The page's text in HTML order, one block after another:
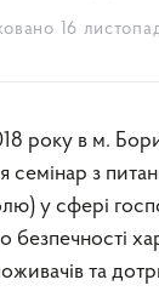
16
року в м.
семінар з
у сфері
безпечності
та